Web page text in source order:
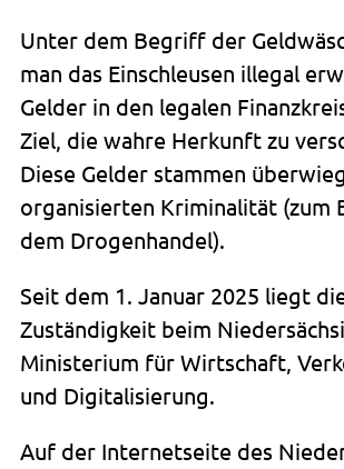
Unter dem Begriff der
man das Einschleusen illegal
Gelder in den legalen
Ziel, die wahre Herkunft zu
Diese Gelder stammen
organisierten Kriminalität (zum
dem Drogenhandel).
Seit dem 1. Januar 2025 liegt
Zuständigkeit beim
Ministerium für Wirtschaft,
und Digitalisierung.
Auf der Internetseite des